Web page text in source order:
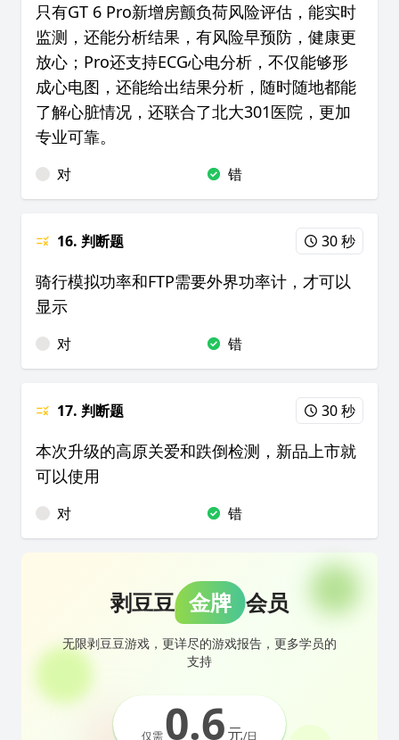
只有GT 6 Pro新增房颤负荷风险评估，能实时
监测，还能分析结果，有风险早预防，健康更
放心；Pro还支持ECG心电分析，不仅能够形
成心电图，还能给出结果分析，随时随地都能
了解心脏情况，还联合了北大301医院，更加
专业可靠。
对 错
16. 判断题 30 秒
骑行模拟功率和FTP需要外界功率计，才可以
显示
对 错
17. 判断题 30 秒
本次升级的高原关爱和跌倒检测，新品上市就
可以使用
对 错
剥豆豆 金牌 会员
无限剥豆豆游戏，更详尽的游戏报告，更多学员的
支持
仅需0.6元/日